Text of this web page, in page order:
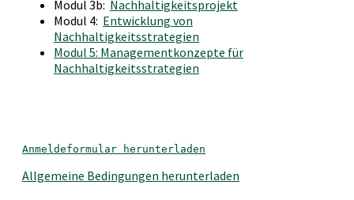
Modul 3b: Nachhaltigkeitsprojekt
Modul 4: Entwicklung von
Nachhaltigkeitsstrategien
Modul 5: Managementkonzepte für
Nachhaltigkeitsstrategien
Anmeldeformular herunterladen
Allgemeine Bedingungen herunterladen